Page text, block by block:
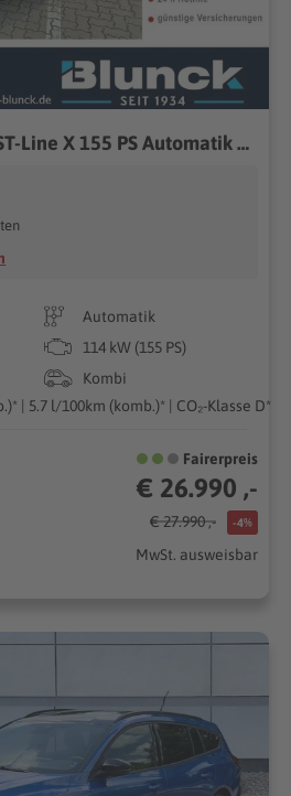
Ford Focus Turnier ST-Line X 155 PS Automatik ST-LineX...
Automatik
114 kW (155 PS)
Kombi
| 5.7 l/100km (komb.)* | CO₂-Klasse D*
Fairerpreis
€ 26.990 ,-
€ 27.990 ,- -4%
MwSt. ausweisbar